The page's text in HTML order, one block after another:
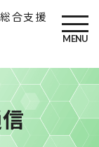
合支援
の特産
理・食
MENU